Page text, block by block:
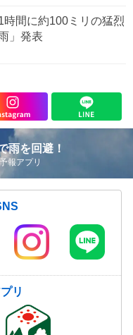
時間に約100ミリの猛烈
」発表
雨を回避！
報アプリ
リ